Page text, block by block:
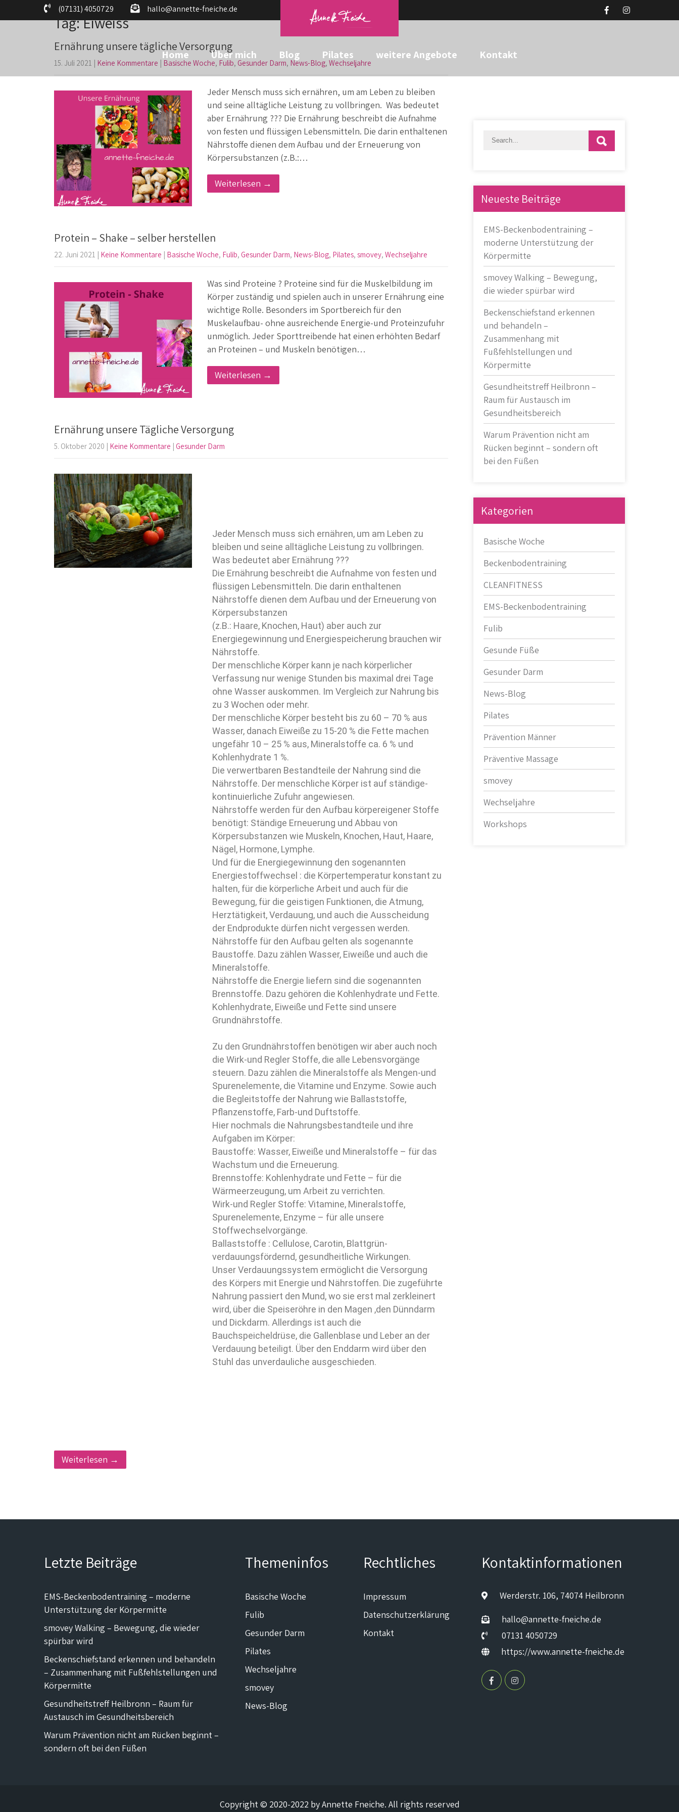
(07131) 4050729 hallo@annette-fneiche.de
Home Über mich Blog Pilates weitere Angebote Kontakt
Tag: Eiweiss
Ernährung unsere tägliche Versorgung
15. Juli 2021 | Keine Kommentare | Basische Woche, Fulib, Gesunder Darm, News-Blog, Wechseljahre
Jeder Mensch muss sich ernähren, um am Leben zu bleiben
und seine alltägliche Leistung zu vollbringen. Was bedeutet
aber Ernährung ??? Die Ernährung beschreibt die Aufnahme
von festen und flüssigen Lebensmitteln. Die darin enthaltenen
Nährstoffe dienen dem Aufbau und der Erneuerung von
Körpersubstanzen (z.B.:…
Weiterlesen →
Protein – Shake – selber herstellen
22. Juni 2021 | Keine Kommentare | Basische Woche, Fulib, Gesunder Darm, News-Blog, Pilates, smovey, Wechseljahre
Was sind Proteine ? Proteine sind für die Muskelbildung im
Körper zuständig und spielen auch in unserer Ernährung eine
wichtige Rolle. Besonders im Sportbereich für den
Muskelaufbau- ohne ausreichende Energie-und Proteinzufuhr
unmöglich. Jeder Sporttreibende hat einen erhöhten Bedarf
an Proteinen – und Muskeln benötigen…
Weiterlesen →
Ernährung unsere Tägliche Versorgung
5. Oktober 2020 | Keine Kommentare | Gesunder Darm
Jeder Mensch muss sich ernähren, um am Leben zu
bleiben und seine alltägliche Leistung zu vollbringen.
Was bedeutet aber Ernährung ???
Die Ernährung beschreibt die Aufnahme von festen und
flüssigen Lebensmitteln. Die darin enthaltenen
Nährstoffe dienen dem Aufbau und der Erneuerung von
Körpersubstanzen
(z.B.: Haare, Knochen, Haut) aber auch zur
Energiegewinnung und Energiespeicherung brauchen wir
Nährstoffe.
Der menschliche Körper kann je nach körperlicher
Verfassung nur wenige Stunden bis maximal drei Tage
ohne Wasser auskommen. Im Vergleich zur Nahrung bis
zu 3 Wochen oder mehr.
Der menschliche Körper besteht bis zu 60 – 70 % aus
Wasser, danach Eiweiße zu 15-20 % die Fette machen
ungefähr 10 – 25 % aus, Mineralstoffe ca. 6 % und
Kohlenhydrate 1 %.
Die verwertbaren Bestandteile der Nahrung sind die
Nährstoffe. Der menschliche Körper ist auf ständige-
kontinuierliche Zufuhr angewiesen.
Nährstoffe werden für den Aufbau körpereigener Stoffe
benötigt: Ständige Erneuerung und Abbau von
Körpersubstanzen wie Muskeln, Knochen, Haut, Haare,
Nägel, Hormone, Lymphe.
Und für die Energiegewinnung den sogenannten
Energiestoffwechsel : die Körpertemperatur konstant zu
halten, für die körperliche Arbeit und auch für die
Bewegung, für die geistigen Funktionen, die Atmung,
Herztätigkeit, Verdauung, und auch die Ausscheidung
der Endprodukte dürfen nicht vergessen werden.
Nährstoffe für den Aufbau gelten als sogenannte
Baustoffe. Dazu zählen Wasser, Eiweiße und auch die
Mineralstoffe.
Nährstoffe die Energie liefern sind die sogenannten
Brennstoffe. Dazu gehören die Kohlenhydrate und Fette.
Kohlenhydrate, Eiweiße und Fette sind unsere
Grundnährstoffe.
Zu den Grundnährstoffen benötigen wir aber auch noch
die Wirk-und Regler Stoffe, die alle Lebensvorgänge
steuern. Dazu zählen die Mineralstoffe als Mengen-und
Spurenelemente, die Vitamine und Enzyme. Sowie auch
die Begleitstoffe der Nahrung wie Ballaststoffe,
Pflanzenstoffe, Farb-und Duftstoffe.
Hier nochmals die Nahrungsbestandteile und ihre
Aufgaben im Körper:
Baustoffe: Wasser, Eiweiße und Mineralstoffe – für das
Wachstum und die Erneuerung.
Brennstoffe: Kohlenhydrate und Fette – für die
Wärmeerzeugung, um Arbeit zu verrichten.
Wirk-und Regler Stoffe: Vitamine, Mineralstoffe,
Spurenelemente, Enzyme – für alle unsere
Stoffwechselvorgänge.
Ballaststoffe : Cellulose, Carotin, Blattgrün-
verdauungsfördernd, gesundheitliche Wirkungen.
Unser Verdauungssystem ermöglicht die Versorgung
des Körpers mit Energie und Nährstoffen. Die zugeführte
Nahrung passiert den Mund, wo sie erst mal zerkleinert
wird, über die Speiseröhre in den Magen ,den Dünndarm
und Dickdarm. Allerdings ist auch die
Bauchspeicheldrüse, die Gallenblase und Leber an der
Verdauung beteiligt. Über den Enddarm wird über den
Stuhl das unverdauliche ausgeschieden.
Weiterlesen →
Neueste Beiträge
EMS-Beckenbodentraining –
moderne Unterstützung der
Körpermitte
smovey Walking – Bewegung,
die wieder spürbar wird
Beckenschiefstand erkennen
und behandeln –
Zusammenhang mit
Fußfehlstellungen und
Körpermitte
Gesundheitstreff Heilbronn –
Raum für Austausch im
Gesundheitsbereich
Warum Prävention nicht am
Rücken beginnt – sondern oft
bei den Füßen
Kategorien
Basische Woche
Beckenbodentraining
CLEANFITNESS
EMS-Beckenbodentraining
Fulib
Gesunde Füße
Gesunder Darm
News-Blog
Pilates
Prävention Männer
Präventive Massage
smovey
Wechseljahre
Workshops
Letzte Beiträge
EMS-Beckenbodentraining – moderne
Unterstützung der Körpermitte
smovey Walking – Bewegung, die wieder
spürbar wird
Beckenschiefstand erkennen und behandeln
– Zusammenhang mit Fußfehlstellungen und
Körpermitte
Gesundheitstreff Heilbronn – Raum für
Austausch im Gesundheitsbereich
Warum Prävention nicht am Rücken beginnt –
sondern oft bei den Füßen
Themeninfos
Basische Woche
Fulib
Gesunder Darm
Pilates
Wechseljahre
smovey
News-Blog
Rechtliches
Impressum
Datenschutzerklärung
Kontakt
Kontaktinformationen
Werderstr. 106, 74074 Heilbronn
hallo@annette-fneiche.de
07131 4050729
https://www.annette-fneiche.de
Copyright © 2020-2022 by Annette Fneiche. All rights reserved